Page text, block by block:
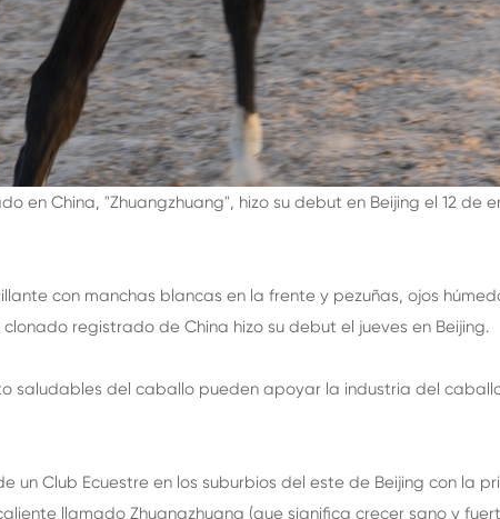
en China, "Zhuangzhuang", hizo su debut en Beijing el 12 de
con manchas blancas en la frente y pezuñas, ojos
registrado de China hizo su debut el jueves en Beijing.
saludables del caballo pueden apoyar la industria del
Club Ecuestre en los suburbios del este de Beijing con la
llamado Zhuangzhuang (que significa crecer sano y